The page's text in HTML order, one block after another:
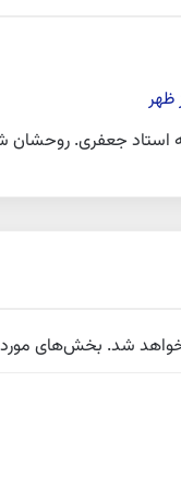
استاد جعفری. روحشان
شد. بخش‌های